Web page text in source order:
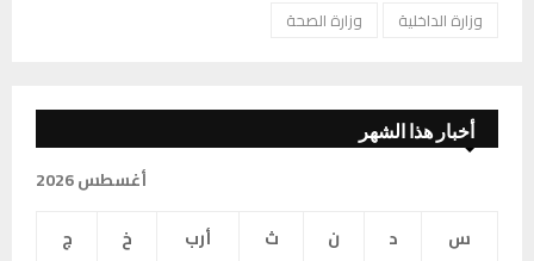
وزارة الداخلية
وزارة الصحة
أخبار هذا الشهر
أغسطس 2026
س
د ن ث أرب خ
ج